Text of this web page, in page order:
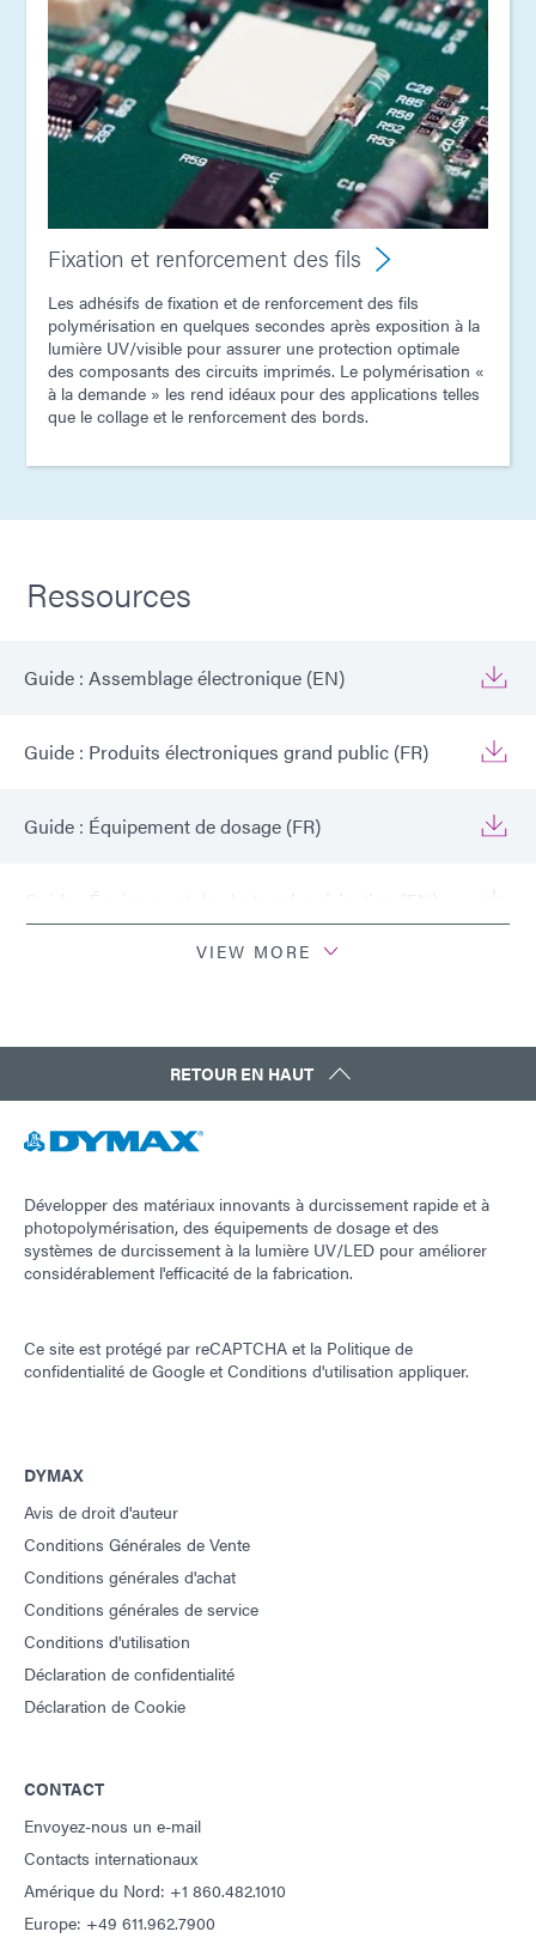
Fixation et renforcement des fils
Les adhésifs de fixation et de renforcement des fils
polymérisation en quelques secondes après exposition à la
lumière UV/visible pour assurer une protection optimale
des composants des circuits imprimés. Le polymérisation «
à la demande » les rend idéaux pour des applications telles
que le collage et le renforcement des bords.
Ressources
Guide : Assemblage électronique (EN)
Guide : Produits électroniques grand public (FR)
Guide : Équipement de dosage (FR)
Guide : Équipement de photopolymérisation (EN)
Guide: Electronics Assembly (Europe|DE)
(Europe|FR)
Guide : Équipement de dosage (Europe|FR)
Guide : Équipement de dosage (Asie | FR)
Guide : Équipement de photopolymérisation
(Asie|EN)
VIEW MORE
RETOUR EN HAUT
Développer des matériaux innovants à durcissement rapide et à
photopolymérisation, des équipements de dosage et des
systèmes de durcissement à la lumière UV/LED pour améliorer
considérablement l'efficacité de la fabrication.
Ce site est protégé par reCAPTCHA et la Politique de
confidentialité de Google etConditions d'utilisation appliquer.
DYMAX
Avis de droit d'auteur
Conditions Générales de Vente
Conditions générales d'achat
Conditions générales de service
Conditions d'utilisation
Déclaration de confidentialité
Déclaration de Cookie
CONTACT
Envoyez-nous un e-mail
Contacts internationaux
Amérique du Nord: +1 860.482.1010
Europe: +49 611.962.7900